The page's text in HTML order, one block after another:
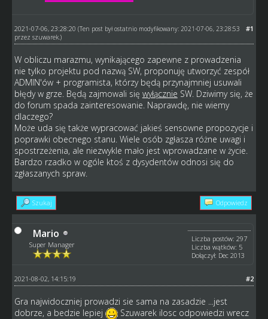
#1
2021-07-06, 23:28:20 (Ten post był ostatnio modyfikowany: 2021-07-06, 23:28:53
przez szuwarek.)
W obliczu marazmu, wynikającego zapewne z prowadzenia
nie tylko projektu pod nazwą SW, proponuję utworzyć zespół
ADMIN'ów + programista, którzy będą przynajmniej usuwali
błędy w grze. Będą zajmowali się wyłącznie SW. Dziwimy się, że
do forum spada zainteresowanie. Naprawdę, nie wiemy
dlaczego?
Może uda się także wypracować jakieś sensowne propozycje i
poprawki obecnego stanu. Wiele osób zgłasza różne uwagi i
spostrzeżenia, ale niezwykle mało jest wprowadzane w życie.
Bardzo rzadko w ogóle ktoś z dysydentów odnosi się do
zgłaszanych spraw.
Szukaj Odpowiedz
Mario
Super Manager
Liczba postów: 297
Liczba wątków: 5
Dołączył: Dec 2013
#2
2021-08-02, 14:15:19
Gra najwidoczniej prowadzi sie sama na zasadzie ...jest
dobrze, a bedzie lepiej
Szuwarek ilosc odpowiedzi wrecz